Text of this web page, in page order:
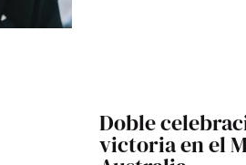
Doble
victoria en el